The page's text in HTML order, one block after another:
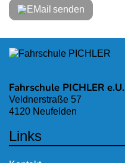
senden
Fahrschule PICHLER e.U.
Veldnerstraße 57
4120 Neufelden
Links